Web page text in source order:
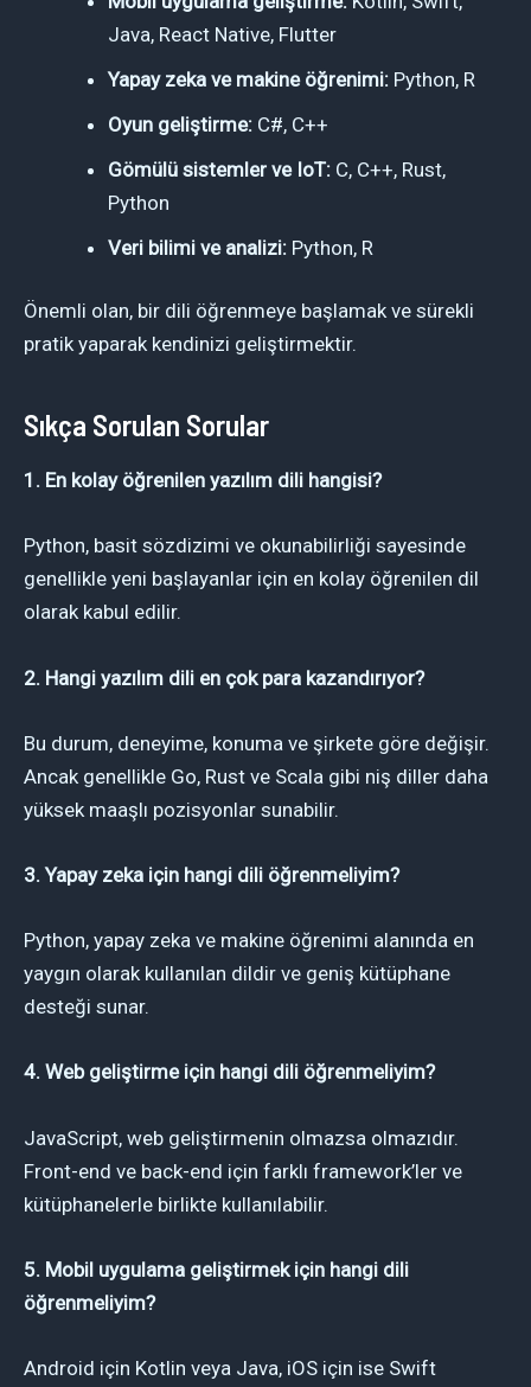
Java, React Native, Flutter
Yapay zeka ve makine öğrenimi: Python, R
Oyun geliştirme: C#, C++
Gömülü sistemler ve IoT: C, C++, Rust,
Python
Veri bilimi ve analizi: Python, R
Önemli olan, bir dili öğrenmeye başlamak ve sürekli
pratik yaparak kendinizi geliştirmektir.
Sıkça Sorulan Sorular
1. En kolay öğrenilen yazılım dili hangisi?
Python, basit sözdizimi ve okunabilirliği sayesinde
genellikle yeni başlayanlar için en kolay öğrenilen dil
olarak kabul edilir.
2. Hangi yazılım dili en çok para kazandırıyor?
Bu durum, deneyime, konuma ve şirkete göre değişir.
Ancak genellikle Go, Rust ve Scala gibi niş diller daha
yüksek maaşlı pozisyonlar sunabilir.
3. Yapay zeka için hangi dili öğrenmeliyim?
Python, yapay zeka ve makine öğrenimi alanında en
yaygın olarak kullanılan dildir ve geniş kütüphane
desteği sunar.
4. Web geliştirme için hangi dili öğrenmeliyim?
JavaScript, web geliştirmenin olmazsa olmazıdır.
Front-end ve back-end için farklı framework’ler ve
kütüphanelerle birlikte kullanılabilir.
5. Mobil uygulama geliştirmek için hangi dili
öğrenmeliyim?
Android için Kotlin veya Java, iOS için ise Swift